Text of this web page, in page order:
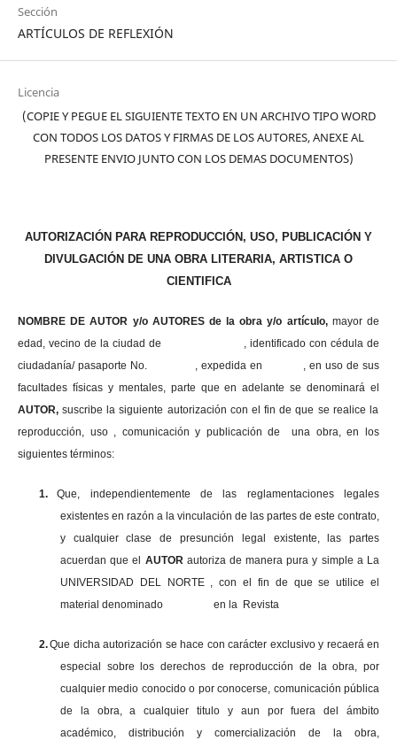
Sección
ARTÍCULOS DE REFLEXIÓN
Licencia
(COPIE Y PEGUE EL SIGUIENTE TEXTO EN UN ARCHIVO TIPO WORD
CON TODOS LOS DATOS Y FIRMAS DE LOS AUTORES, ANEXE AL
PRESENTE ENVIO JUNTO CON LOS DEMAS DOCUMENTOS)
AUTORIZACIÓN PARA REPRODUCCIÓN, USO, PUBLICACIÓN Y
DIVULGACIÓN DE UNA OBRA LITERARIA, ARTISTICA O
CIENTIFICA
NOMBRE DE AUTOR y/o AUTORES de la obra y/o artículo, mayor de
edad, vecino de la ciudad de , identificado con cédula de
ciudadanía/ pasaporte No. , expedida en , en uso de sus
facultades físicas y mentales, parte que en adelante se denominará el
AUTOR,suscribe la siguiente autorización con el fin de que se realice la
reproducción, uso , comunicación y publicación de una obra, en los
siguientes términos:
1.
Que, independientemente de las reglamentaciones legales
existentes en razón a la vinculación de las partes de este contrato,
y cualquier clase de presunción legal existente, las partes
acuerdan que el AUTOR autoriza de manera pura y simple a La
UNIVERSIDAD DEL NORTE , con el fin de que se utilice el
material denominado en la Revista
2.Que dicha autorización se hace con carácter exclusivo y recaerá en
especial sobre los derechos de reproducción de la obra, por
cualquier medio conocido o por conocerse, comunicación pública
de la obra, a cualquier titulo y aun por fuera del ámbito
académico, distribución y comercialización de la obra,